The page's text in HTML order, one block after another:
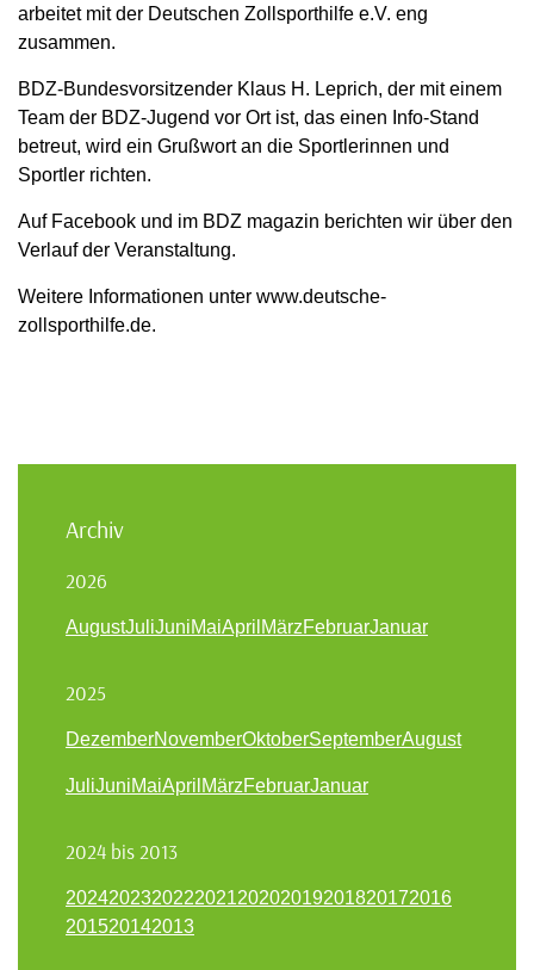
arbeitet mit der Deutschen Zollsporthilfe e.V. eng
zusammen.
BDZ-Bundesvorsitzender Klaus H. Leprich, der mit einem
Team der BDZ-Jugend vor Ort ist, das einen Info-Stand
betreut, wird ein Grußwort an die Sportlerinnen und
Sportler richten.
Auf Facebook und im BDZ magazin berichten wir über den
Verlauf der Veranstaltung.
Weitere Informationen unter www.deutsche-
zollsporthilfe.de.
Archiv
2026
AugustJuliJuniMaiApril MärzFebruarJanuar
2025
DezemberNovemberOktoberSeptemberAugust
JuliJuniMaiApril MärzFebruarJanuar
2024 bis 2013
202420232022202120202019201820172016
201520142013